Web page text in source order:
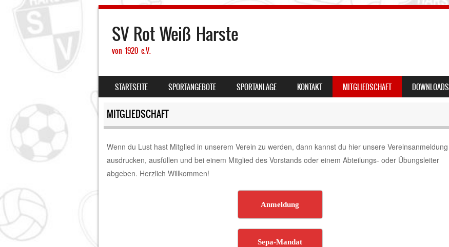
SV Rot Weiß Harste
von 1920 e.V.
MENU
SKIP TO CONTENT
STARTSEITE SPORTANGEBOTE SPORTANLAGE KONTAKT MITGLIEDSCHAFT DOWNLOADS
MITGLIEDSCHAFT
Wenn du Lust hast Mitglied in unserem Verein zu werden, dann kannst du hier unsere Vereinsanmeldung
ausdrucken, ausfüllen und bei einem Mitglied des Vorstands oder einem Abteilungs- oder Übungsleiter
abgeben. Herzlich Willkommen!
Anmeldung
Sepa-Mandat